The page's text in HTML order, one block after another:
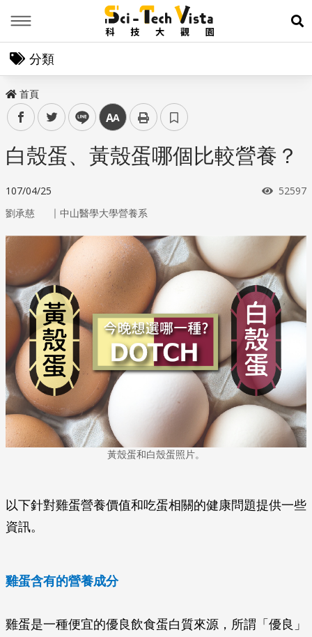
展
分類
首頁
facebooktwitter line 中
白殼蛋、黃殼蛋哪個比較營養？
107/04/25 瀏覽次
52597
劉承慈 ｜ 中山醫學大學營養系
黃殼蛋和白殼蛋照片。
以下針對雞蛋營養價值和吃蛋相關的健康問題提供一些
資訊。
雞蛋含有的營養成分
雞蛋是一種便宜的優良飲食蛋白質來源，所謂「優良」